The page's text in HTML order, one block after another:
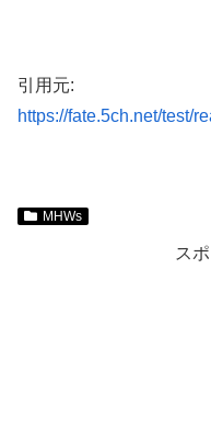
引用元:
https://fate.5ch.net/test/
MHWs
ス